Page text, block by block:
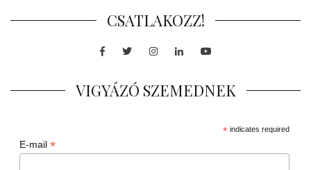
CSATLAKOZZ!
Facebook
TwitterInstagram
LinkedInYoutube
VIGYÁZÓ SZEMEDNEK
*indicates required
E-mail *